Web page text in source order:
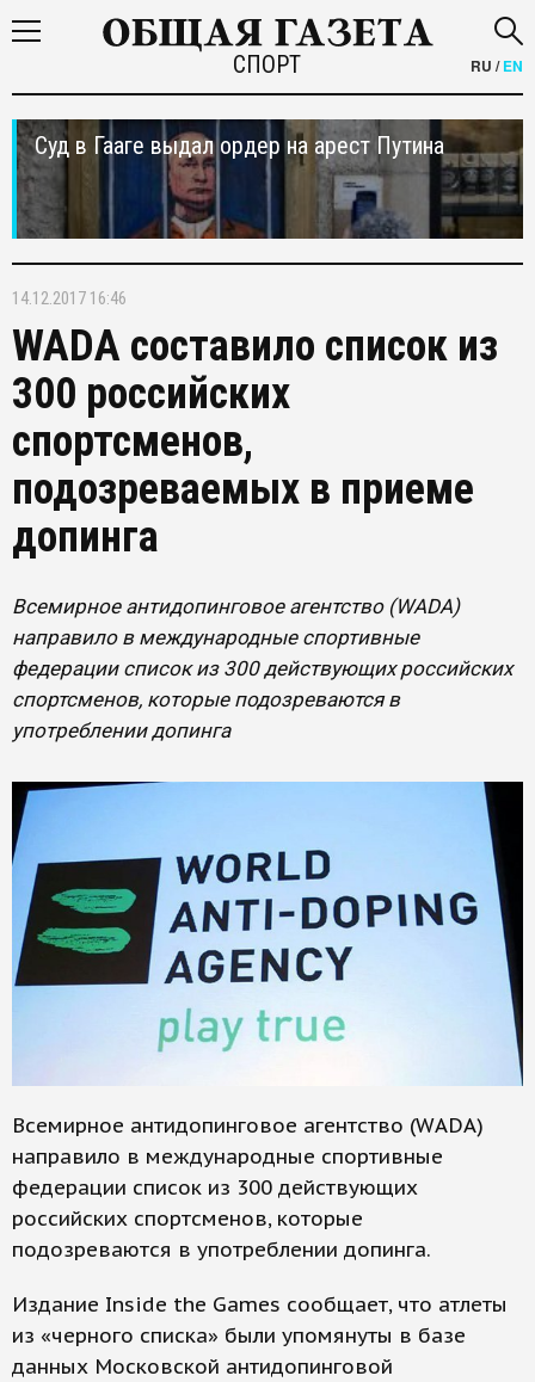
СПОРТ RU /EN
Суд в Гааге выдал ордер на арест Путина
14.12.2017 16:46
WADA составило список из
300 российских
спортсменов,
подозреваемых в приеме
допинга
Всемирное антидопинговое агентство (WADA)
направило в международные спортивные
федерации список из 300 действующих российских
спортсменов, которые подозреваются в
употреблении допинга
Всемирное антидопинговое агентство (WADA)
направило в международные спортивные
федерации список из 300 действующих
российских спортсменов, которые
подозреваются в употреблении допинга.
Издание Inside the Games сообщает, что атлеты
из «черного списка» были упомянуты в базе
данных Московской антидопинговой